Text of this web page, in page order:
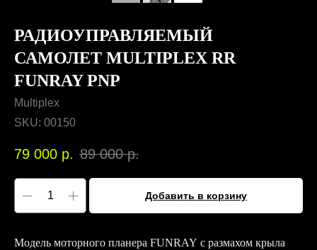
РАДИОУПРАВЛЯЕМЫЙ
САМОЛЕТ MULTIPLEX RR
FUNRAY PNP
Multiplex
SKU: 00150
79 000 р. 89 000 р.
Добавить в корзину
Модель моторного планера FUNRAY с размахом крыла